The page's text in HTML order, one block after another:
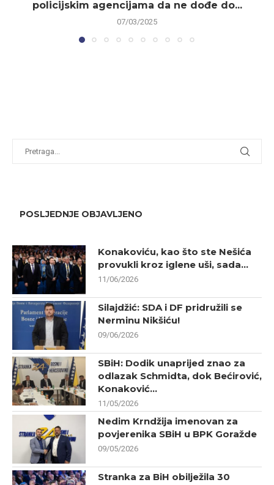
policijskim agencijama da ne dođe do...
07/03/2025
POSLJEDNJE OBJAVLJENO
Konakoviću, kao što ste Nešića
provukli kroz iglene uši, sada...
11/06/2026
Silajdžić: SDA i DF pridružili se
Nerminu Nikšiću!
09/06/2026
SBiH: Dodik unaprijed znao za
odlazak Schmidta, dok Bećirović,
Konaković...
11/05/2026
Nedim Krndžija imenovan za
povjerenika SBiH u BPK Goražde
09/05/2026
Stranka za BiH obilježila 30